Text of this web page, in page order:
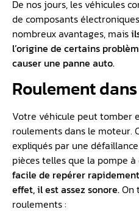
De nos jours, les véhicules
de composants
nombreux avantages, mais
l’origine de certains
causer une panne auto.
Roulement
Votre véhicule peut tomber
roulements dans le moteur.
expliqués par une
pièces telles que la pompe
facile de repérer
effet, il est assez sonore.On
roulements :